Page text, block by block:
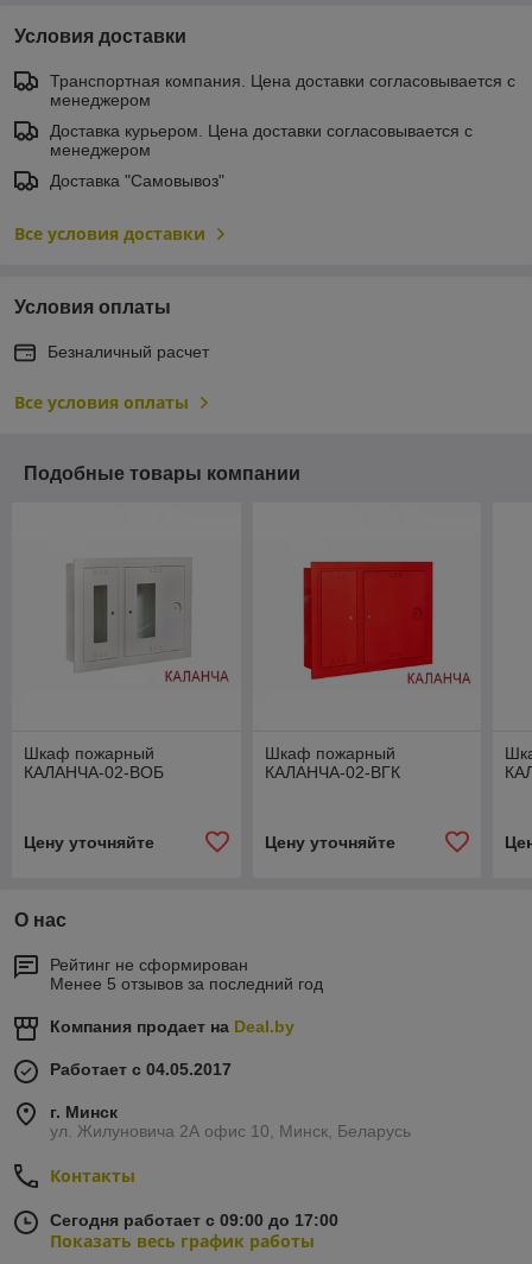
Условия доставки
Транспортная компания. Цена доставки согласовывается с
менеджером
Доставка курьером. Цена доставки согласовывается с
менеджером
Доставка "Самовывоз"
Все условия доставки
Условия оплаты
Безналичный расчет
Все условия оплаты
Подобные товары компании
Шкаф пожарный
КАЛАНЧА-02-ВОБ
Цену уточняйте
Шкаф пожарный
КАЛАНЧА-02-ВГК
Цену уточняйте
О нас
Рейтинг не сформирован
Менее 5 отзывов за последний год
Компания продает на Deal.by
Работает с 04.05.2017
г. Минск
ул. Жилуновича 2А офис 10, Минск, Беларусь
Контакты
Сегодня работает с 09:00 до 17:00
Показать весь график работы